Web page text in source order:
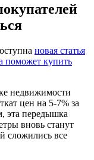
новая статья
поможет купить
недвижимости
цен на 5-7% за
эта передышка
вновь станут
сложились все